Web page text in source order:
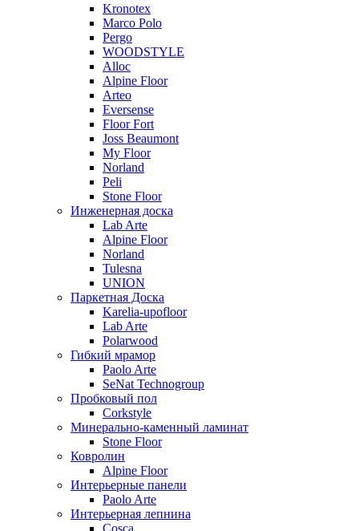
Kronotex
Marco Polo
Pergo
WOODSTYLE
Alloc
Alpine Floor
Arteo
Eversense
Floor Fort
Joss Beaumont
My Floor
Norland
Peli
Stone Floor
Инженерная доска
Lab Arte
Alpine Floor
Norland
Tulesna
UNION
Паркетная Доска
Karelia-upofloor
Lab Arte
Polarwood
Гибкий мрамор
Paolo Arte
SeNat Technogroup
Пробковый пол
Corkstyle
Минерально-каменный ламинат
Stone Floor
Ковролин
Alpine Floor
Интерьерные панели
Paolo Arte
Интерьерная лепнина
Cosca